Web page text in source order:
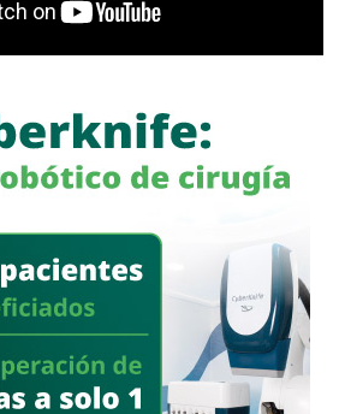
que, la Ley General de Movilidad y
la obligación de las autoridades
medidas preventivas
la protección de la vida y la
personas durante sus
las vías públicas.